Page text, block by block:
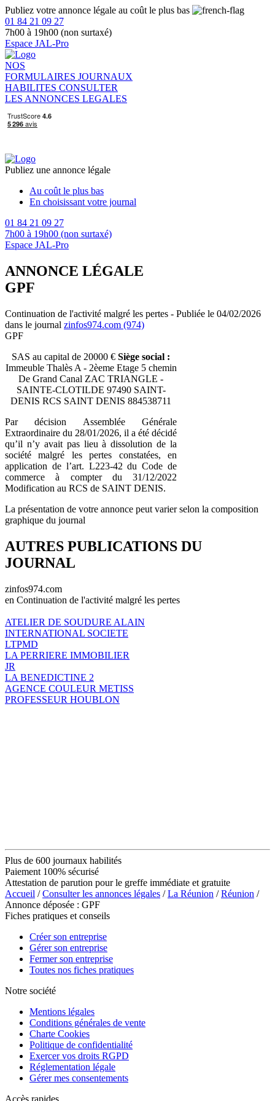
Publiez votre annonce légale au coût le plus bas
01 84 21 09 27
7h00 à 19h00 (non surtaxé)
Espace JAL-Pro
NOS
FORMULAIRES JOURNAUX
HABILITES CONSULTER
LES ANNONCES LEGALES
Publiez une annonce légale
Au coût le plus bas
En choisissant votre journal
01 84 21 09 27
7h00 à 19h00 (non surtaxé)
Espace JAL-Pro
ANNONCE LÉGALE
GPF
Continuation de l'activité malgré les pertes - Publiée le 04/02/2026
dans le journal zinfos974.com (974)
GPF
SAS au capital de 20000 € Siège social :
Immeuble Thalès A - 2èeme Etage 5 chemin
De Grand Canal ZAC TRIANGLE -
SAINTE-CLOTILDE 97490 SAINT-
DENIS RCS SAINT DENIS 884538711
Par décision Assemblée Générale
Extraordinaire du 28/01/2026, il a été décidé
qu’il n’y avait pas lieu à dissolution de la
société malgré les pertes constatées, en
application de l’art. L223-42 du Code de
commerce à compter du 31/12/2022
Modification au RCS de SAINT DENIS.
La présentation de votre annonce peut varier selon la composition
graphique du journal
AUTRES PUBLICATIONS DU
JOURNAL
zinfos974.com
en Continuation de l'activité malgré les pertes
ATELIER DE SOUDURE ALAIN
INTERNATIONAL SOCIETE
LTPMD
LA PERRIERE IMMOBILIER
JR
LA BENEDICTINE 2
AGENCE COULEUR METISS
PROFESSEUR HOUBLON
Plus de 600 journaux habilités
Paiement 100% sécurisé
Attestation de parution pour le greffe immédiate et gratuite
Accueil /Consulter les annonces légales /La Réunion /Réunion /
Annonce déposée : GPF
Fiches pratiques et conseils
Créer son entreprise
Gérer son entreprise
Fermer son entreprise
Toutes nos fiches pratiques
Notre société
Mentions légales
Conditions générales de vente
Charte Cookies
Politique de confidentialité
Exercer vos droits RGPD
Réglementation légale
Gérer mes consentements
Accès rapides